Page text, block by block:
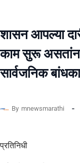
शासन आपल्या
काम सुरू
सार्वजनिक
By mnewsmarathi
प्रतिनिधी